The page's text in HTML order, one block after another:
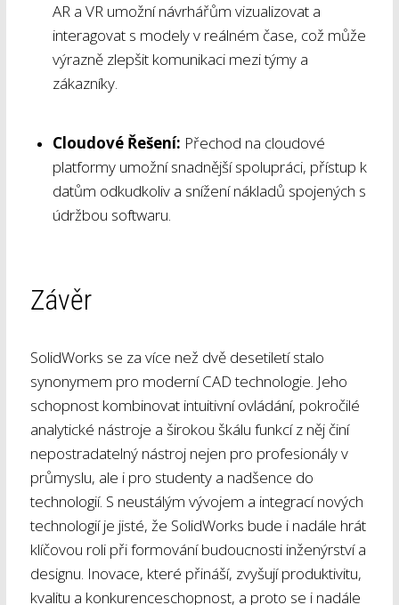
AR a VR umožní návrhářům vizualizovat a
interagovat s modely v reálném čase, což může
výrazně zlepšit komunikaci mezi týmy a
zákazníky.
Cloudové Řešení: Přechod na cloudové
platformy umožní snadnější spolupráci, přístup k
datům odkudkoliv a snížení nákladů spojených s
údržbou softwaru.
Závěr
SolidWorks se za více než dvě desetiletí stalo
synonymem pro moderní CAD technologie. Jeho
schopnost kombinovat intuitivní ovládání, pokročilé
analytické nástroje a širokou škálu funkcí z něj činí
nepostradatelný nástroj nejen pro profesionály v
průmyslu, ale i pro studenty a nadšence do
technologií. S neustálým vývojem a integrací nových
technologií je jisté, že SolidWorks bude i nadále hrát
klíčovou roli při formování budoucnosti inženýrství a
designu. Inovace, které přináší, zvyšují produktivitu,
kvalitu a konkurenceschopnost, a proto se i nadále